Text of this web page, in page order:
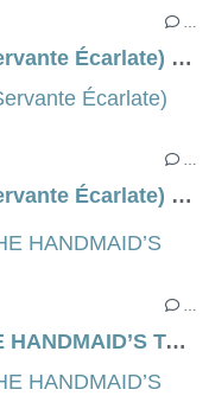
…
THE HANDMAID’S TALE (La Servante Écarlate) Saison 3 - Épisode 2 [résumé]
…
THE HANDMAID’S TALE (La Servante Écarlate) Saison 3 - Épisode 1 [résumé]
…
SAISON 6 - ÉPISODE 9 DE THE HANDMAID’S TALE (EXECUTION)